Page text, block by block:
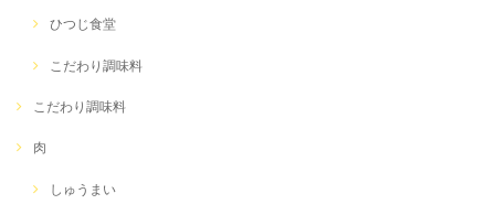
ひつじ食堂
こだわり調味料
こだわり調味料
肉
しゅうまい